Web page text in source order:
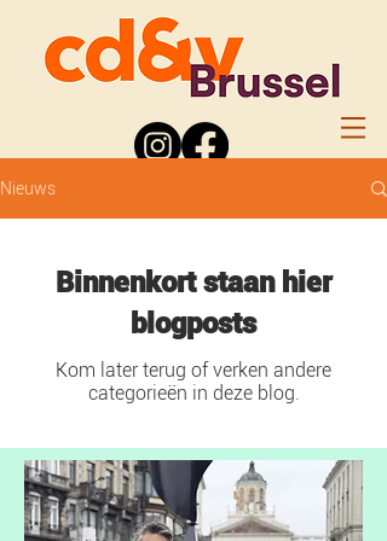
Nieuws
Binnenkort staan hier
blogposts
Kom later terug of verken andere
categorieën in deze blog.